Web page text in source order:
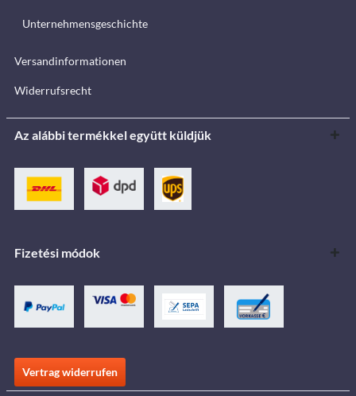
Unternehmensgeschichte
Versandinformationen
Widerrufsrecht
Az alábbi termékkel együtt küldjük
Fizetési módok
Vertrag widerrufen